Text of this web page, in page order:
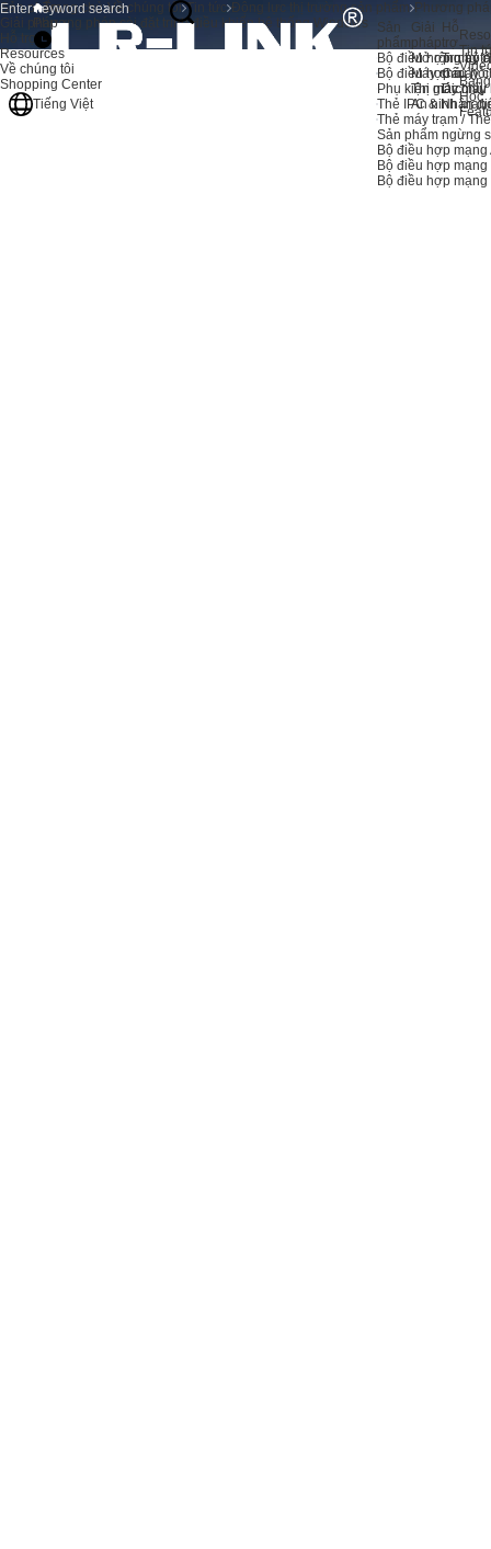
Sản
phẩm
Bộ điều hợp máy
Bộ điều hợp máy
Phụ kiện máy chủ
Thẻ IPC & Nhận
Thẻ máy trạm /
Sản phẩm ngừng
Bộ điều hợp mạng
Bộ điều hợp mạng
Bộ điều hợp
Giải
pháp
Mở rộng bộ
Máy chủ
Thị giác máy
An ninh
Hỗ
trợ
Trung
Câu
Dịch vụ
Tin
Học
Sản phẩm
Giải pháp
Hỗ trợ
Resources
Về chúng tôi
Shopping Center
Tiếng Việt
Trang chủ Về chúng tôi Tin tức Động lực thị trường sản phẩm Phương
Phương pháp cài đặt trình điều khiển hệ thống Windows